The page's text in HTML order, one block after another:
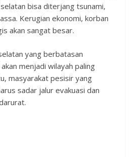
bisa diterjang tsunami,
Kerugian ekonomi, korban
akan sangat besar.
yang berbatasan
menjadi wilayah paling
masyarakat pesisir yang
sadar jalur evakuasi dan